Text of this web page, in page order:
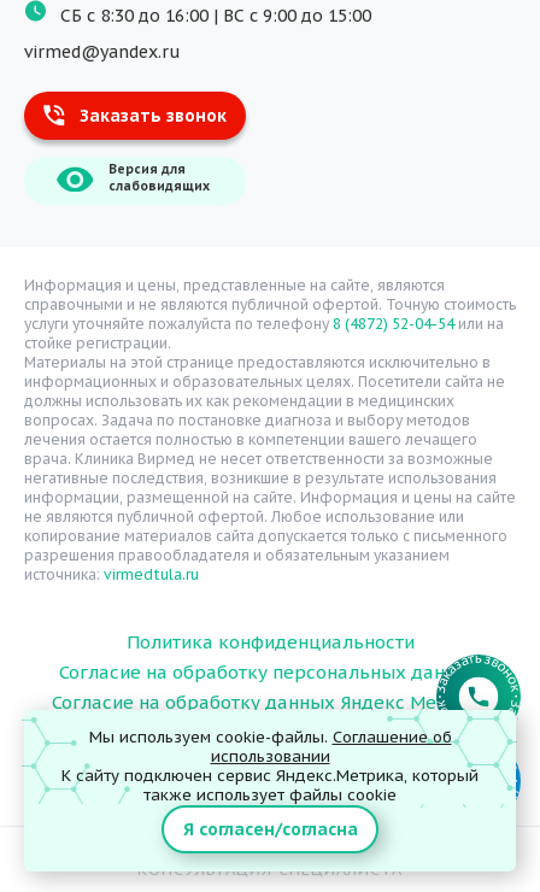
Мы используем cookie-файлы. Соглашение об
использовании
К сайту подключен сервис Яндекс.Метрика, который
также использует файлы cookie
Я согласен/согласна
Массаж
Тест на хеликобактер
Информация
О компании
Расписание врачей
Надзорные органы
Статьи
Вопрос-ответ
Видео
Вакансии
Карта сайта
Контакты
СБ с 8:30 до 16:00 | ВС с 9:00 до 15:00
virmed@yandex.ru
Заказать звонок
Версия для
слабовидящих
Информация и цены, представленные на сайте, являются
справочными и не являются публичной офертой. Точную стоимость
услуги уточняйте пожалуйста по телефону 8 (4872) 52-04-54или на
стойке регистрации.
Материалы на этой странице предоставляются исключительно в
информационных и образовательных целях. Посетители сайта не
должны использовать их как рекомендации в медицинских
вопросах. Задача по постановке диагноза и выбору методов
лечения остается полностью в компетенции вашего лечащего
врача. Клиника Вирмед не несет ответственности за возможные
негативные последствия, возникшие в результате использования
информации, размещенной на сайте. Информация и цены на сайте
не являются публичной офертой. Любое использование или
копирование материалов сайта допускается только с письменного
разрешения правообладателя и обязательным указанием
источника: virmedtula.ru
Политика конфиденциальности
Согласие на обработку персональных данных
Согласие на обработку данных Яндекс Метрика
© 2026 ООО "Поликлиника Вирмед"
ИМЕЮТСЯ ПРОТИВОПОКАЗАНИЯ. НЕОБХОДИМА
КОНСУЛЬТАЦИЯ СПЕЦИАЛИСТА